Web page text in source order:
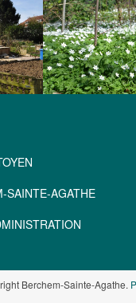
SAINTE-AGATHE
Berchem-Sainte-Agathe.